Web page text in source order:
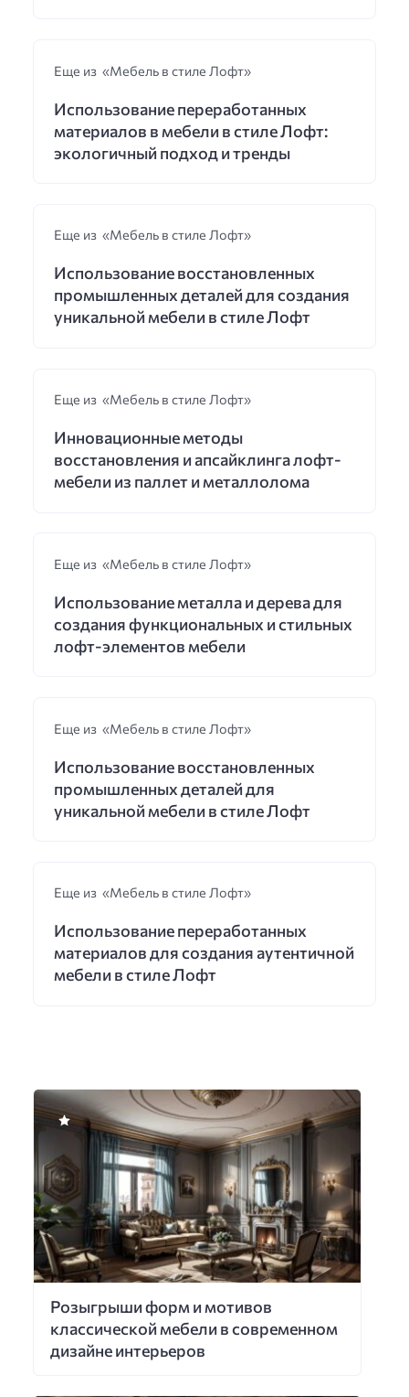
Еще из «Мебель в стиле Лофт»
Использование переработанных
материалов в мебели в стиле Лофт:
экологичный подход и тренды
Еще из «Мебель в стиле Лофт»
Использование восстановленных
промышленных деталей для создания
уникальной мебели в стиле Лофт
Еще из «Мебель в стиле Лофт»
Инновационные методы
восстановления и апсайклинга лофт-
мебели из паллет и металлолома
Еще из «Мебель в стиле Лофт»
Использование металла и дерева для
создания функциональных и стильных
лофт-элементов мебели
Еще из «Мебель в стиле Лофт»
Использование восстановленных
промышленных деталей для
уникальной мебели в стиле Лофт
Еще из «Мебель в стиле Лофт»
Использование переработанных
материалов для создания аутентичной
мебели в стиле Лофт
Розыгрыши форм и мотивов
классической мебели в современном
дизайне интерьеров